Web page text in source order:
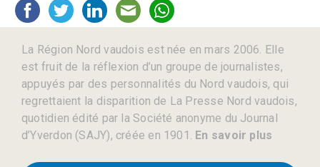
La Région Nord vaudois est née en mars 2006. Elle
est fruit de la réflexion d’un groupe de journalistes,
appuyés par des personnalités du Nord vaudois, qui
regrettaient la disparition de La Presse Nord vaudois,
quotidien édité par la Société anonyme du Journal
d’Yverdon (SAJY), créée en 1901. En savoir plus